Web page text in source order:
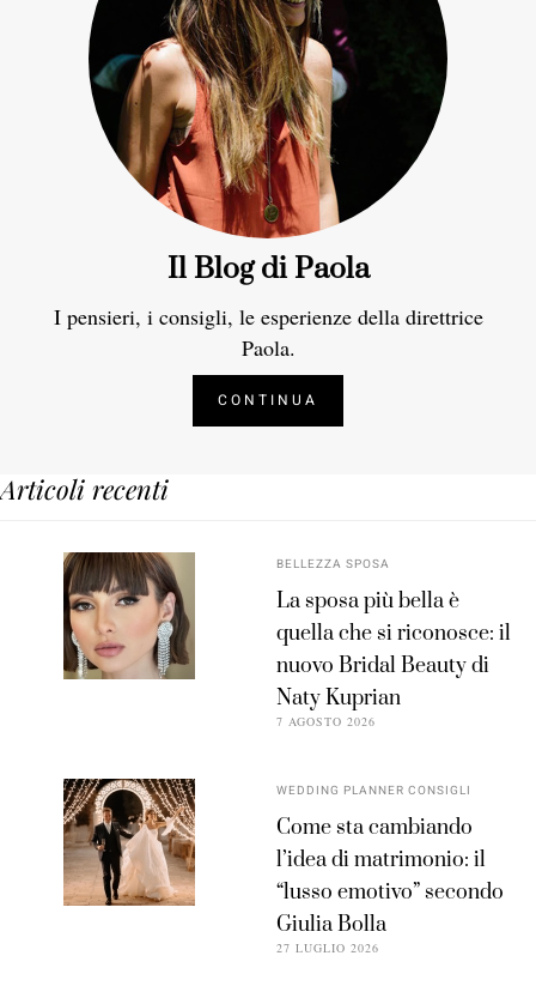
Il Blog di Paola
I pensieri, i consigli, le esperienze della direttrice
Paola.
CONTINUA
Articoli recenti
BELLEZZA SPOSA
La sposa più bella è
quella che si riconosce: il
nuovo Bridal Beauty di
Naty Kuprian
7 AGOSTO 2026
WEDDING PLANNER CONSIGLI
Come sta cambiando
l’idea di matrimonio: il
“lusso emotivo” secondo
Giulia Bolla
27 LUGLIO 2026